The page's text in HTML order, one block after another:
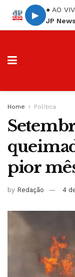
▶
● AO
JP
Home Política
pior
by Redação 4